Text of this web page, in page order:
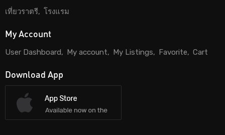
เที่ยวราตรี โรงแรม
My Account
User Dashboard My account My Listings Favorite Cart
Download App